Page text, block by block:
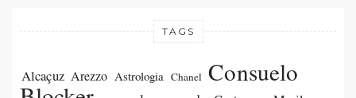
TAGS
Alcaçuz Arezzo Astrologia Chanel Consuelo